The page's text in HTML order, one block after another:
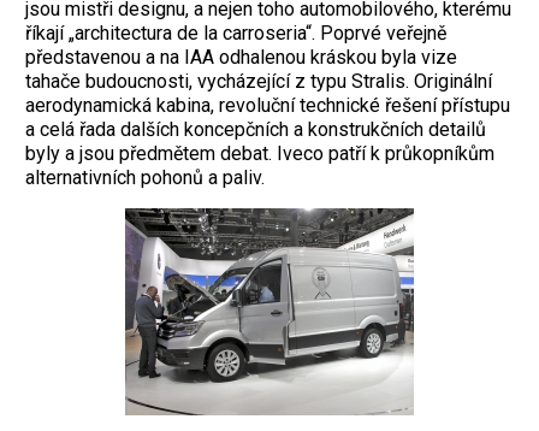
jsou mistři designu, a nejen toho automobilového, kterému
říkají „architectura de la carroseria“. Poprvé veřejně
představenou a na IAA odhalenou kráskou byla vize
tahače budoucnosti, vycházející z typu Stralis. Originální
aerodynamická kabina, revoluční technické řešení přístupu
a celá řada dalších koncepčních a konstrukčních detailů
byly a jsou předmětem debat. Iveco patří k průkopníkům
alternativních pohonů a paliv.